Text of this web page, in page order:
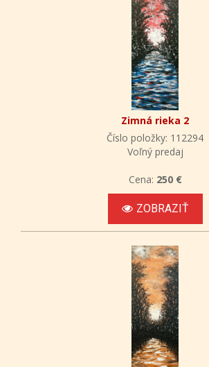
Zimná rieka 2
Číslo položky: 112294
Voľný predaj
Cena: 250 €
ZOBRAZIŤ